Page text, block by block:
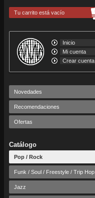
Tu carrito está vacío
Inicio
Mi cuenta
Crear cuenta
Novedades
Recomendaciones
Ofertas
Catálogo
Pop / Rock
Funk / Soul / Freestyle / Trip Hop
Jazz